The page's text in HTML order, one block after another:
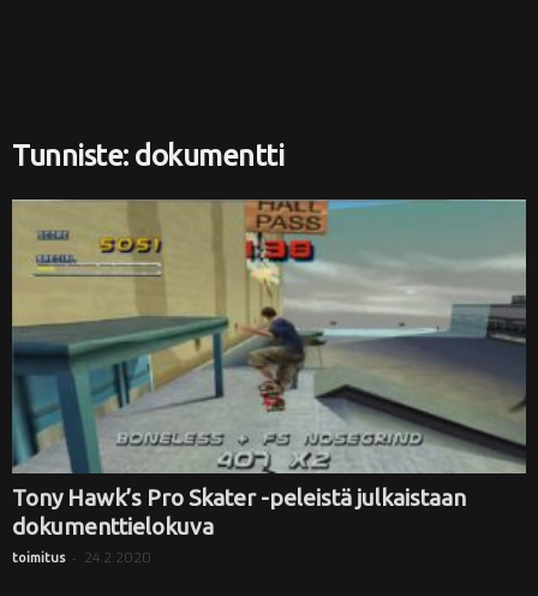
Tunniste: dokumentti
Tony Hawk’s Pro Skater -peleistä julkaistaan
dokumenttielokuva
toimitus - 24.2.2020